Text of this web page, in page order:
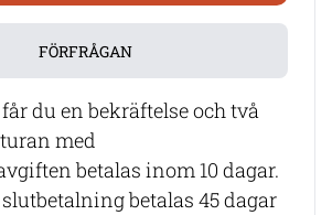
FÖRFRÅGAN
du en bekräftelse och två
med
betalas inom 10 dagar.
betalas 45 dagar